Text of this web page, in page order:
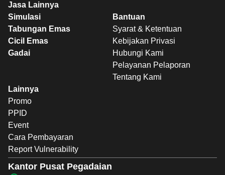
Jasa Lainnya
Simulasi
Tabungan Emas
Cicil Emas
Gadai
Bantuan
Syarat & Ketentuan
Kebijakan Privasi
Hubungi Kami
Pelayanan Pelaporan
Tentang Kami
Lainnya
Promo
PPID
Event
Cara Pembayaran
Report Vulnerability
Kantor Pusat Pegadaian